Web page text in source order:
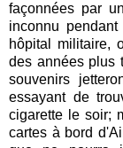
façonnées par
inconnu
hôpital militaire,
des années plus
souvenirs
essayant de
cigarette le soir;
cartes à bord